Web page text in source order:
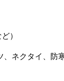
）
ネクタイ、防